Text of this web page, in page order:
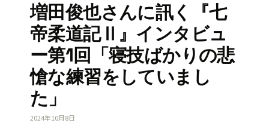
増田俊也さんに訊く『七
帝柔道記Ⅱ』インタビュ
ー第1回「寝技ばかりの悲
愴な練習をしていまし
た」
2024年10月8日